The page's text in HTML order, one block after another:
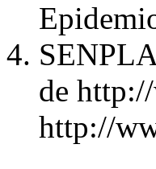
de
http://